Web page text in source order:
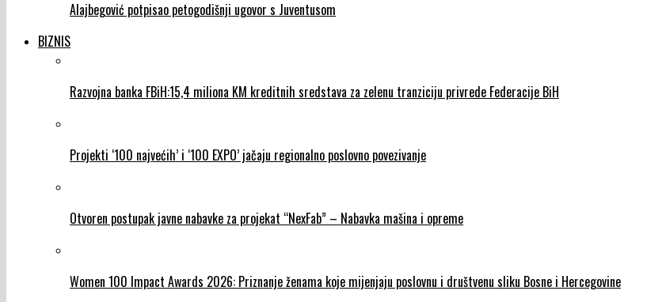
Alajbegović potpisao petogodišnji ugovor s Juventusom
BIZNIS
Razvojna banka FBiH:15,4 miliona KM kreditnih sredstava za zelenu tranziciju privrede Federacije BiH
Projekti ‘100 najvećih’ i ‘100 EXPO’ jačaju regionalno poslovno povezivanje
Otvoren postupak javne nabavke za projekat “NexFab” – Nabavka mašina i opreme
Women 100 Impact Awards 2026: Priznanje ženama koje mijenjaju poslovnu i društvenu sliku Bosne i Hercegovine